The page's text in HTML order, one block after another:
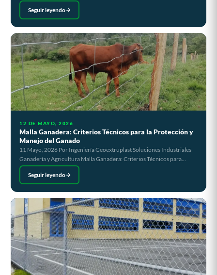
Seguir leyendo
12 DE MAYO, 2026
Malla Ganadera: Criterios Técnicos para la Protección y
Manejo del Ganado
11 Mayo, 2026 Por Ingeniería Geoextruplast Soluciones Industriales
Ganadería y Agricultura Malla Ganadera: Criterios Técnicos para...
Seguir leyendo